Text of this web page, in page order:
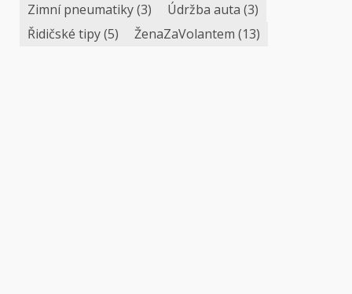
Zimní pneumatiky(3) Údržba auta (3)
Řidičské tipy(5) ŽenaZaVolantem (13)